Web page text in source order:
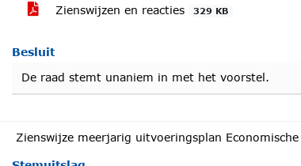
Zienswijzen en reacties 329 KB
Besluit
De raad stemt unaniem in met het voorstel.
Zienswijze meerjarig uitvoeringsplan